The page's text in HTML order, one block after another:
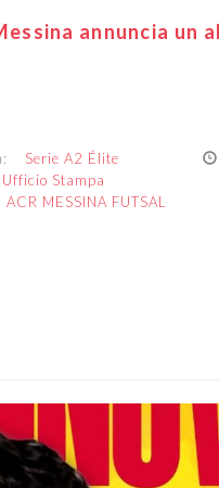
annuncia un
Serie A2 Élite
Ufficio Stampa
ACR MESSINA FUTSAL